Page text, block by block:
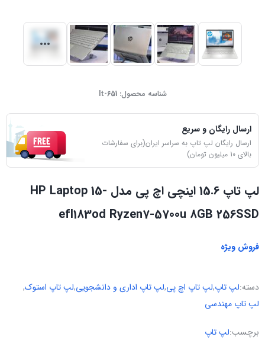
شناسه محصول:lt-651
ارسال رایگان و سریع
ارسال رایگان لپ تاپ به سراسر ایران(برای سفارشات
بالای 10 میلیون تومان)
لپ تاپ 15.6 اینچی اچ پی مدل HP Laptop 15-
efl183od Ryzen7-5700u 8GB 256SSD
فروش ویژه
دسته:لپ تاپ,لپ تاپ اچ پی,لپ تاپ اداری و دانشجویی,لپ تاپ استوک,
لپ تاپ مهندسی
برچسب:لپ تاپ